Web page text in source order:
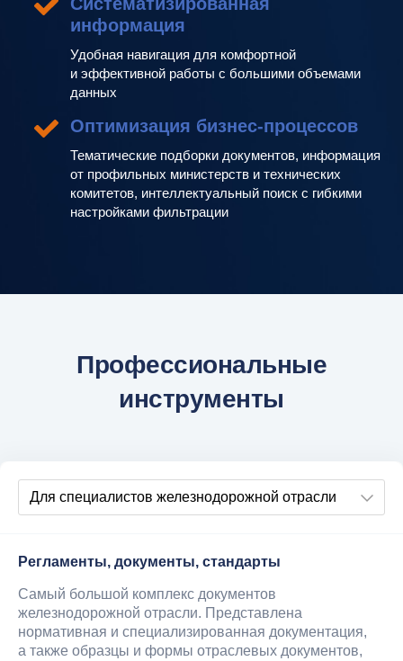
информация
Удобная навигация для комфортной
и эффективной работы с большими объемами
данных
Оптимизация бизнес-процессов
Тематические подборки документов, информация
от профильных министерств и технических
комитетов, интеллектуальный поиск с гибкими
настройками фильтрации
Профессиональные
инструменты
Регламенты, документы, стандарты
Самый большой комплекс документов
железнодорожной отрасли. Представлена
нормативная и специализированная документация,
а также образцы и формы отраслевых документов,